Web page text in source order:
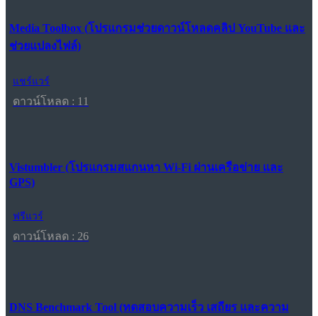
Media Toolbox (โปรแกรมช่วยดาวน์โหลดคลิป YouTube และ
ช่วยแปลงไฟล์)
แชร์แวร์
ดาวน์โหลด : 11
Vistumbler (โปรแกรมสแกนหา Wi-Fi ผ่านเครือข่าย และ
GPS)
ฟรีแวร์
ดาวน์โหลด : 26
DNS Benchmark Tool (ทดสอบความเร็ว เสถียร และความ